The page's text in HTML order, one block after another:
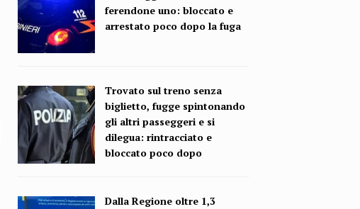
ferendone uno: bloccato e
arrestato poco dopo la fuga
Trovato sul treno senza
biglietto, fugge spintonando
gli altri passeggeri e si
dilegua: rintracciato e
bloccato poco dopo
Dalla Regione oltre 1,3